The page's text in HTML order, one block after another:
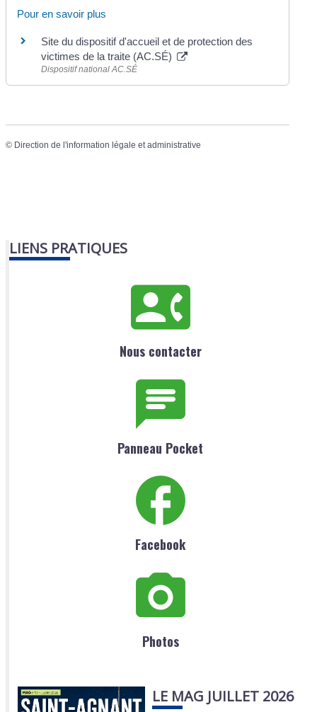
Pour en savoir plus
Site du dispositif d'accueil et de protection des
victimes de la traite (AC.SÉ)
Dispositif national AC.SÉ
© Direction de l'information légale et administrative
LIENS PRATIQUES
Nous contacter
Panneau Pocket
Facebook
Photos
LE MAG JUILLET 2026